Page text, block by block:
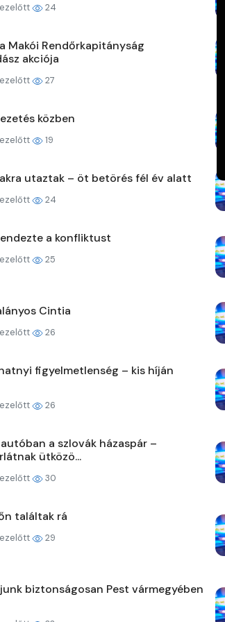
24
Makói Rendőrkapitányság
akciója
27
közben
19
utaztak – öt betörés fél év alatt
24
a konfliktust
25
Cintia
26
figyelmetlenség – kis híján
26
a szlovák házaspár –
ütközö...
30
találtak rá
29
biztonságosan Pest vármegyében